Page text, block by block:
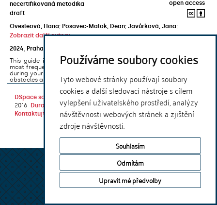
Používáme soubory cookies
Tyto webové stránky používají soubory
cookies a další sledovací nástroje s cílem
vylepšení uživatelského prostředí, analýzy
návštěvnosti webových stránek a zjištění
zdroje návštěvnosti.
Souhlasím
Odmítám
Upravit mé předvolby
necertifikovaná metodika
open access
draft
Ovesleová, Hana; Posavec-Malok, Dean; Javůrková, Jana;
Zobrazit další autory
2024
Praha
This guide introduces the e-learning support tools that are used
most frequently at Charles University and that you may encounter
during your studies. It will also help you to avoid the most common
obstacles associated ...
DSpace software
2016
DuraSpace
Kontaktujte nás |Vyjádření názoru
Theme by